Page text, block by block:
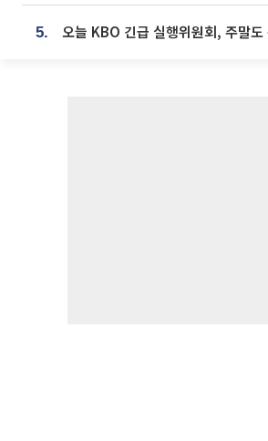
5. 오늘 KBO 긴급 실행위원회, 주말도